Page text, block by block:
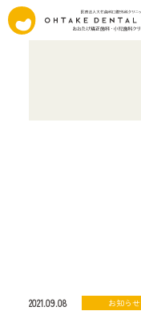
2021.09.08 お知らせ